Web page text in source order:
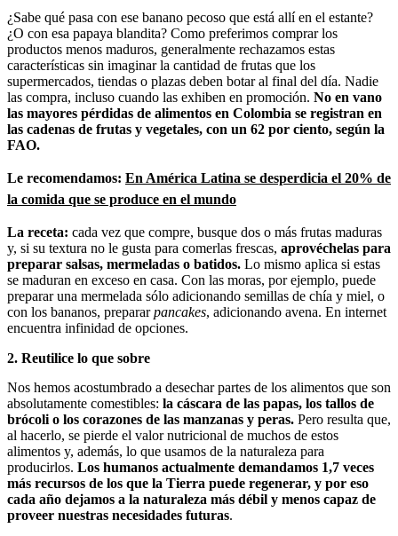
¿Sabe qué pasa con ese banano pecoso que está allí en el estante?
¿O con esa papaya blandita? Como preferimos comprar los
productos menos maduros, generalmente rechazamos estas
características sin imaginar la cantidad de frutas que los
supermercados, tiendas o plazas deben botar al final del día. Nadie
las compra, incluso cuando las exhiben en promoción. No en vano
las mayores pérdidas de alimentos en Colombia se registran en
las cadenas de frutas y vegetales, con un 62 por ciento, según la
FAO.
Le recomendamos: En América Latina se desperdicia el 20% de
la comida que se produce en el mundo
La receta: cada vez que compre, busque dos o más frutas maduras
y, si su textura no le gusta para comerlas frescas, aprovéchelas para
preparar salsas, mermeladas o batidos. Lo mismo aplica si estas
se maduran en exceso en casa. Con las moras, por ejemplo, puede
preparar una mermelada sólo adicionando semillas de chía y miel, o
con los bananos, prepararpancakes, adicionando avena. En internet
encuentra infinidad de opciones.
2. Reutilice lo que sobre
Nos hemos acostumbrado a desechar partes de los alimentos que son
absolutamente comestibles: la cáscara de las papas, los tallos de
brócoli o los corazones de las manzanas y peras. Pero resulta que,
al hacerlo, se pierde el valor nutricional de muchos de estos
alimentos y, además, lo que usamos de la naturaleza para
producirlos. Los humanos actualmente demandamos 1,7 veces
más recursos de los que la Tierra puede regenerar, y por eso
cada año dejamos a la naturaleza más débil y menos capaz de
proveer nuestras necesidades futuras.